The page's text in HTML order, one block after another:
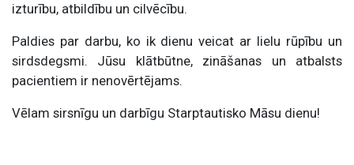
izturību, atbildību un cilvēcību.
Paldies par darbu, ko ik dienu veicat ar lielu rūpību un
sirdsdegsmi. Jūsu klātbūtne, zināšanas un atbalsts
pacientiem ir nenovērtējams.
Vēlam sirsnīgu un darbīgu Starptautisko Māsu dienu!